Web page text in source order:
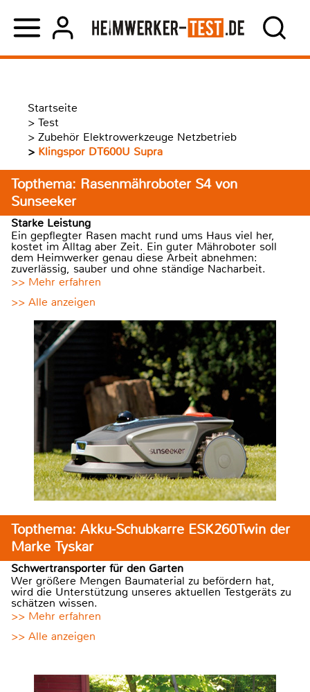
Startseite
> Test
> Zubehör Elektrowerkzeuge Netzbetrieb
> Klingspor DT600U Supra
Topthema: Rasenmähroboter S4 von
Sunseeker
Starke Leistung
Ein gepflegter Rasen macht rund ums Haus viel her,
kostet im Alltag aber Zeit. Ein guter Mähroboter soll
dem Heimwerker genau diese Arbeit abnehmen:
zuverlässig, sauber und ohne ständige Nacharbeit.
>> Mehr erfahren
>> Alle anzeigen
Topthema: Akku-Schubkarre ESK260Twin der
Marke Tyskar
Schwertransporter für den Garten
Wer größere Mengen Baumaterial zu befördern hat,
wird die Unterstützung unseres aktuellen Testgeräts zu
schätzen wissen.
>> Mehr erfahren
>> Alle anzeigen